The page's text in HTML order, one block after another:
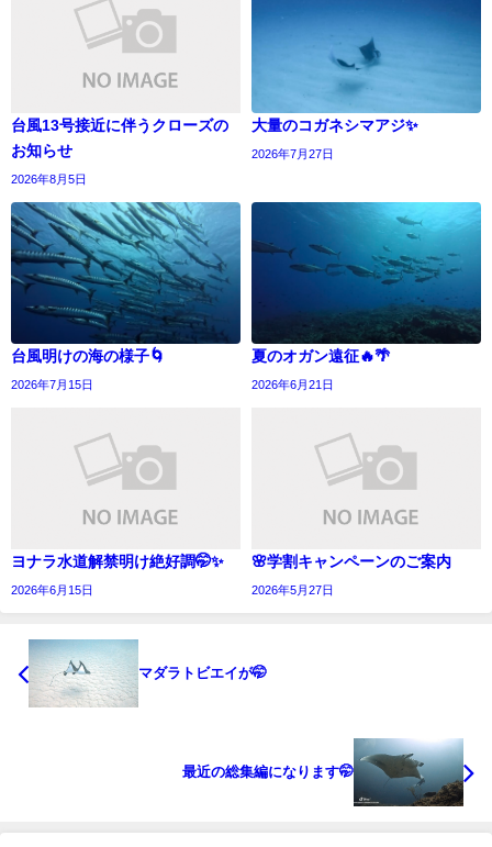
台風13号接近に伴うクローズの
お知らせ
2026年8月5日
大量のコガネシマアジ✨
2026年7月27日
台風明けの海の様子🌀
2026年7月15日
夏のオガン遠征🔥🌴
2026年6月21日
ヨナラ水道解禁明け絶好調🤭✨
2026年6月15日
🌸学割キャンペーンのご案内
2026年5月27日
マダラトビエイが🤭
最近の総集編になります🤭